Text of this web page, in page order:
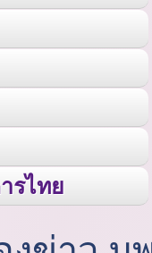
รไทย